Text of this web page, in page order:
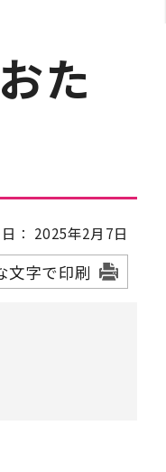
た
： 2025年2月7日
文字で印刷